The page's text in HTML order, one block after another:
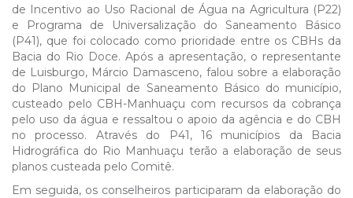
de Incentivo ao Uso Racional de Água na Agricultura (P22)
e Programa de Universalização do Saneamento Básico
(P41), que foi colocado como prioridade entre os CBHs da
Bacia do Rio Doce. Após a apresentação, o representante
de Luisburgo, Márcio Damasceno, falou sobre a elaboração
do Plano Municipal de Saneamento Básico do município,
custeado pelo CBH-Manhuaçu com recursos da cobrança
pelo uso da água e ressaltou o apoio da agência e do CBH
no processo. Através do P41, 16 municípios da Bacia
Hidrográfica do Rio Manhuaçu terão a elaboração de seus
planos custeada pelo Comitê.
Em seguida, os conselheiros participaram da elaboração do